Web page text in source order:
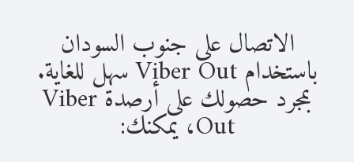
الاتصال على جنوب السودان
باستخدام Viber Out سهل للغاية.
بمجرد حصولك على أرصدة Viber
Out، يمكنك: